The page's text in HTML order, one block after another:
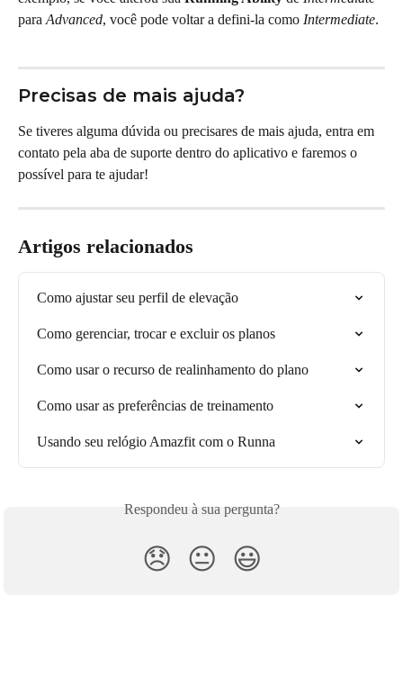
para Advanced, você pode voltar a defini-la como Intermediate.
Precisas de mais ajuda?
Se tiveres alguma dúvida ou precisares de mais ajuda, entra em
contato pela aba de suporte dentro do aplicativo e faremos o
possível para te ajudar!
Artigos relacionados
Como ajustar seu perfil de elevação
Como gerenciar, trocar e excluir os planos
Como usar o recurso de realinhamento do plano
Como usar as preferências de treinamento
Usando seu relógio Amazfit com o Runna
Respondeu à sua pergunta?
😞 😐 😃